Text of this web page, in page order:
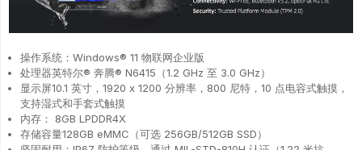
操作系统：Windows® 11 物联网企业版
处理器英特尔® 奔腾® N6415（1.2 GHz 至 3.0 GHz）
显示屏10.1 英寸，1920 x 1200 分辨率，800 尼特，10 点电容式触摸，
支持湿式和手套式触摸
内存： 8GB LPDDR4X
存储容量128GB eMMC（可选 256GB/512GB SSD）